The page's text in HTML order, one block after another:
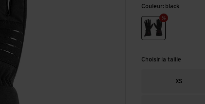
Couleur: black
black
Choisir la taille
XS